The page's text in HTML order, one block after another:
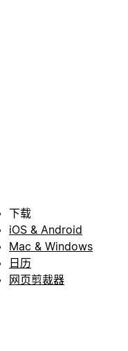
下载
iOS & Android
Mac & Windows
日历
网页剪裁器